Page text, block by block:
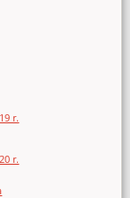
r.
r.